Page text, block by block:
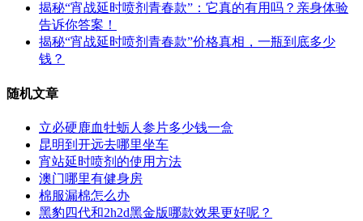
揭秘“宵战延时喷剂青春款”：它真的有用吗？亲身体验
告诉你答案！
揭秘“宵战延时喷剂青春款”价格真相，一瓶到底多少
钱？
随机文章
立必硬鹿血牡蛎人参片多少钱一盒
昆明到开远去哪里坐车
宵站延时喷剂的使用方法
澳门哪里有健身房
棉服漏棉怎么办
黑豹四代和2h2d黑金版哪款效果更好呢？